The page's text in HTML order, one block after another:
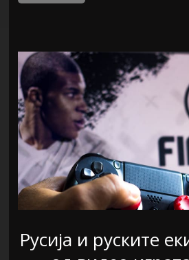
Русија и руските